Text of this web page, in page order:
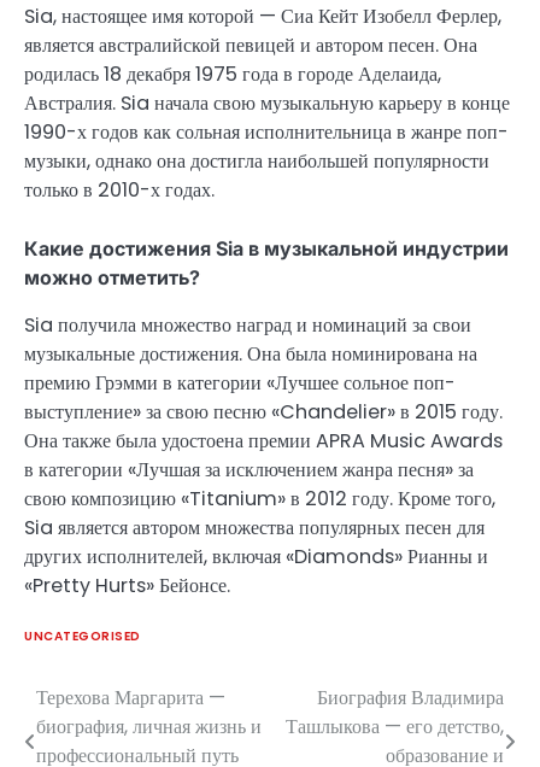
Sia, настоящее имя которой — Сиа Кейт Изобелл Ферлер,
является австралийской певицей и автором песен. Она
родилась 18 декабря 1975 года в городе Аделаида,
Австралия. Sia начала свою музыкальную карьеру в конце
1990-х годов как сольная исполнительница в жанре поп-
музыки, однако она достигла наибольшей популярности
только в 2010-х годах.
Какие достижения Sia в музыкальной индустрии
можно отметить?
Sia получила множество наград и номинаций за свои
музыкальные достижения. Она была номинирована на
премию Грэмми в категории «Лучшее сольное поп-
выступление» за свою песню «Chandelier» в 2015 году.
Она также была удостоена премии APRA Music Awards
в категории «Лучшая за исключением жанра песня» за
свою композицию «Titanium» в 2012 году. Кроме того,
Sia является автором множества популярных песен для
других исполнителей, включая «Diamonds» Рианны и
«Pretty Hurts» Бейонсе.
UNCATEGORISED
Навигация
по
Терехова Маргарита —
биография, личная жизнь и
профессиональный путь
Биография Владимира
Ташлыкова — его детство,
образование и